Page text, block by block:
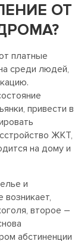
ОТ
платные
среди людей,
привести в
ЖКТ,
на дому и
и
возникает,
второе –
абстиненции